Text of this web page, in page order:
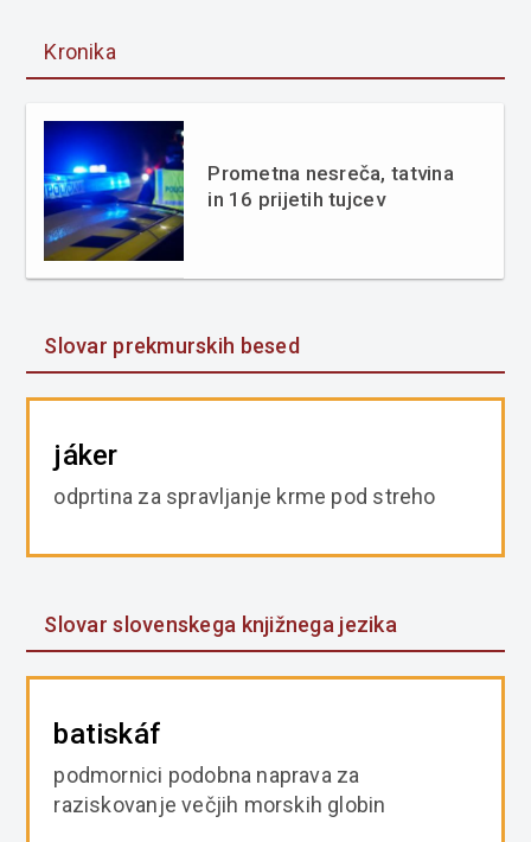
Kronika
Prometna nesreča, tatvina
in 16 prijetih tujcev
Slovar prekmurskih besed
jáker
odprtina za spravljanje krme pod streho
Slovar slovenskega knjižnega jezika
batiskáf
podmornici podobna naprava za
raziskovanje večjih morskih globin